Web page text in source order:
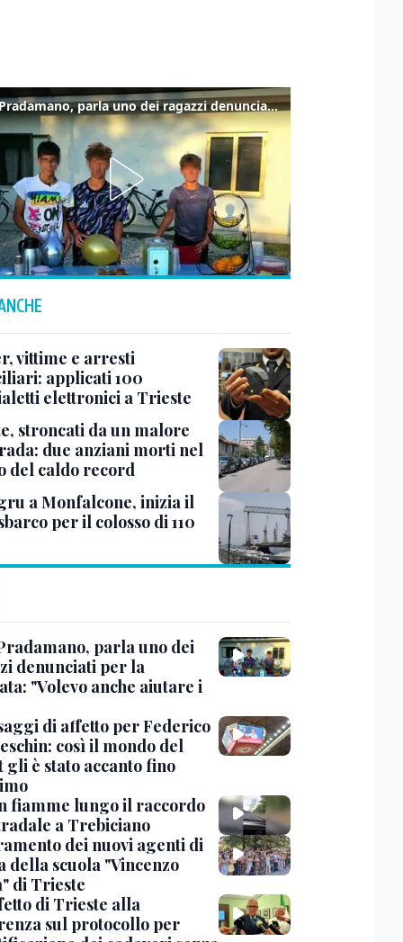
Caso Pradamano, parla uno dei ragazzi denunciati per la limonata: "Volevo anche aiutare i miei"
vittime e arresti
applicati 100
elettronici a Trieste
stroncati da un malore
due anziani morti nel
del caldo record
a Monfalcone, inizia il
per il colosso di 110
parla uno dei
denunciati per la
"Volevo anche aiutare i
di affetto per Federico
così il mondo del
gli è stato accanto fino
fiamme lungo il raccordo
a Trebiciano
dei nuovi agenti di
della scuola "Vincenzo
di Trieste
di Trieste alla
sul protocollo per